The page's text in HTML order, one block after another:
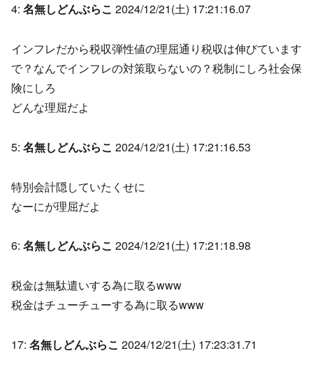
4: 名無しどんぶらこ 2024/12/21(土) 17:21:16.07
インフレだから税収弾性値の理屈通り税収は伸びています
で？なんでインフレの対策取らないの？税制にしろ社会保
険にしろ
どんな理屈だよ
5: 名無しどんぶらこ 2024/12/21(土) 17:21:16.53
特別会計隠していたくせに
なーにが理屈だよ
6: 名無しどんぶらこ 2024/12/21(土) 17:21:18.98
税金は無駄遣いする為に取るwww
税金はチューチューする為に取るwww
17: 名無しどんぶらこ 2024/12/21(土) 17:23:31.71